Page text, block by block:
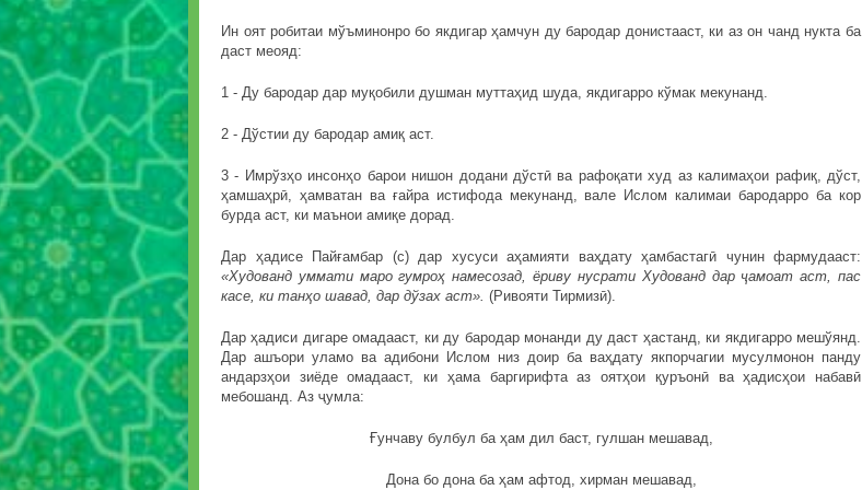
Ин оят робитаи мўъминонро бо якдигар ҳамчун ду бародар донистааст, ки аз он чанд нукта ба
даст меояд:
1 - Ду бародар дар муқобили душман муттаҳид шуда, якдигарро кўмак мекунанд.
2 - Дўстии ду бародар амиқ аст.
3 - Имрўзҳо инсонҳо барои нишон додани дўстӣ ва рафоқати худ аз калимаҳои рафиқ, дўст,
ҳамшаҳрӣ, ҳамватан ва ғайра истифода мекунанд, вале Ислом калимаи бародарро ба кор
бурда аст, ки маънои амиқе дорад.
Дар ҳадисе Пайғамбар (с) дар хусуси аҳамияти ваҳдату ҳамбастагӣ чунин фармудааст:
«Худованд уммати маро гумроҳ намесозад, ёриву нусрати Худованд дар ҷамоат аст, пас
касе, ки танҳо шавад, дар дўзах аст». (Ривояти Тирмизӣ).
Дар ҳадиси дигаре омадааст, ки ду бародар монанди ду даст ҳастанд, ки якдигарро мешўянд.
Дар ашъори уламо ва адибони Ислом низ доир ба ваҳдату якпорчагии мусулмонон панду
андарзҳои зиёде омадааст, ки ҳама баргирифта аз оятҳои қуръонӣ ва ҳадисҳои набавӣ
мебошанд. Аз ҷумла:
Ғунчаву булбул ба ҳам дил баст, гулшан мешавад,
Дона бо дона ба ҳам афтод, хирман мешавад,